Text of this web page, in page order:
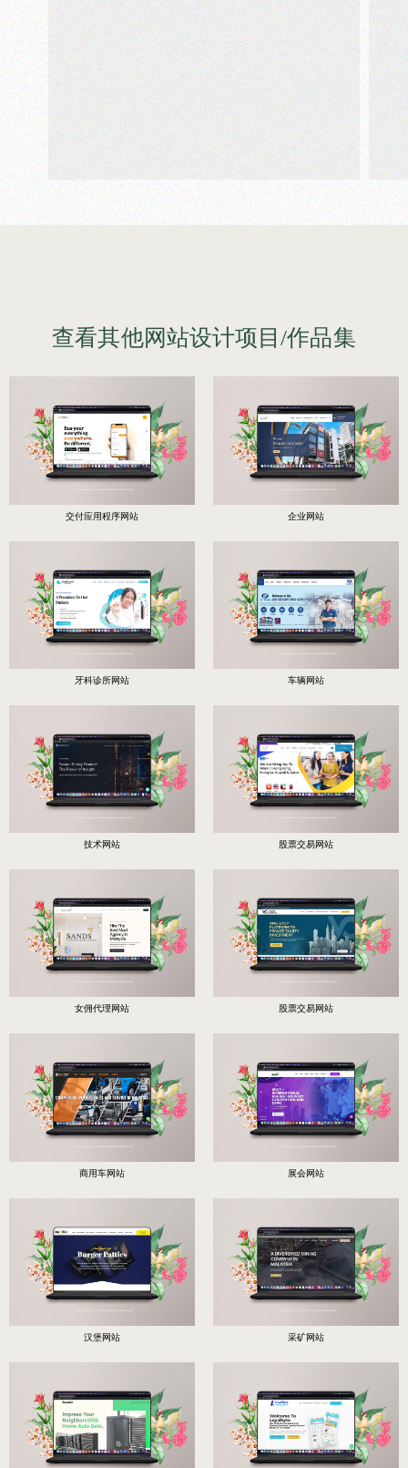
查看其他网站设计项目/作品集
交付应用程序网站
牙科诊所网站
技术网站
女佣代理网站
商用车网站
汉堡网站
企业网站
车辆网站
股票交易网站
股票交易网站
展会网站
采矿网站